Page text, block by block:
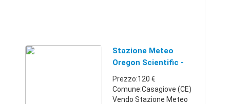
Stazione Meteo
Oregon Scientific -
Campania
Prezzo:120 €
Comune:Casagiove (CE)
Vendo Stazione Meteo